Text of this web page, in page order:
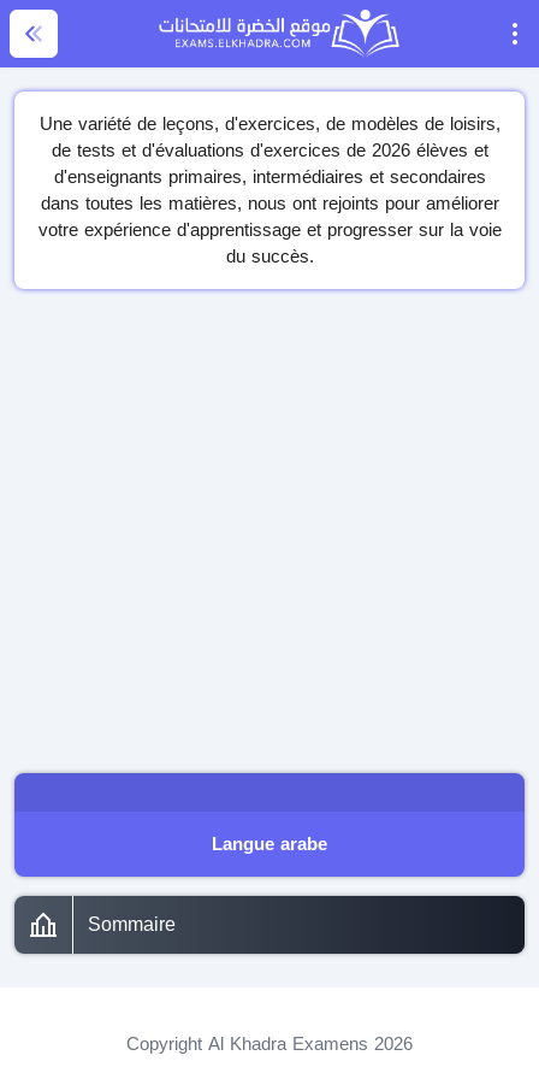
Une variété de leçons, d'exercices, de modèles de loisirs,
de tests et d'évaluations d'exercices de 2026 élèves et
d'enseignants primaires, intermédiaires et secondaires
dans toutes les matières, nous ont rejoints pour améliorer
votre expérience d'apprentissage et progresser sur la voie
du succès.
Langue arabe
Sommaire
Copyright Al Khadra Examens 2026